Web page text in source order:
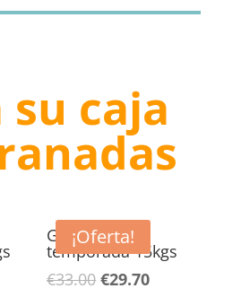
su caja
¡Oferta!
Granadas de
temporada 15kgs
€33.00 El
€29.70El